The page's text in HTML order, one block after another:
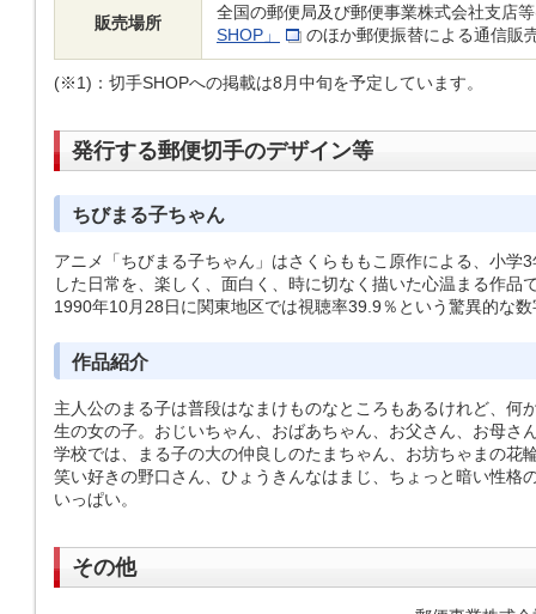
販売場所
全国の郵便局及び郵便事業株式会社支店
SHOP」
のほか郵便振替による通信販
(※1)： 切手SHOPへの掲載は8月中旬を予定しています。
発行する郵便切手のデザイン等
ちびまる子ちゃん
アニメ「ちびまる子ちゃん」はさくらももこ原作による、小学
した日常を、楽しく、面白く、時に切なく描いた心温まる作品
1990年10月28日に関東地区では視聴率39.9％という驚異的な
作品紹介
主人公のまる子は普段はなまけものなところもあるけれど、何
生の女の子。おじいちゃん、おばあちゃん、お父さん、お母さ
学校では、まる子の大の仲良しのたまちゃん、お坊ちゃまの花
笑い好きの野口さん、ひょうきんなはまじ、ちょっと暗い性
いっぱい。
その他